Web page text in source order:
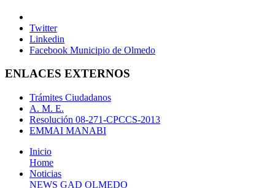
Twitter
Linkedin
Facebook Municipio de Olmedo
ENLACES EXTERNOS
Trámites Ciudadanos
A. M. E.
Resolución 08-271-CPCCS-2013
EMMAI MANABI
Inicio
Home
Noticias
NEWS GAD OLMEDO